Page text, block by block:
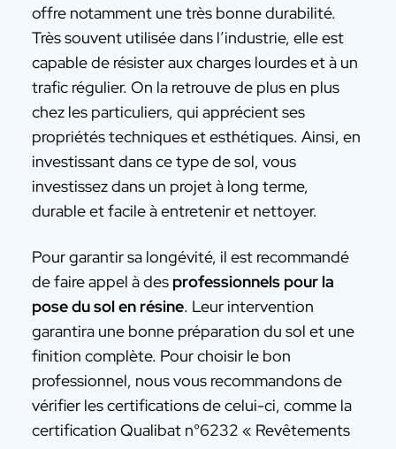
offre notamment une très bonne durabilité.
Très souvent utilisée dans l’industrie, elle est
capable de résister aux charges lourdes et à un
trafic régulier. On la retrouve de plus en plus
chez les particuliers, qui apprécient ses
propriétés techniques et esthétiques. Ainsi, en
investissant dans ce type de sol, vous
investissez dans un projet à long terme,
durable et facile à entretenir et nettoyer.
Pour garantir sa longévité, il est recommandé
de faire appel à des professionnels pour la
pose du sol en résine. Leur intervention
garantira une bonne préparation du sol et une
finition complète. Pour choisir le bon
professionnel, nous vous recommandons de
vérifier les certifications de celui-ci, comme la
certification Qualibat n°6232 « Revêtements